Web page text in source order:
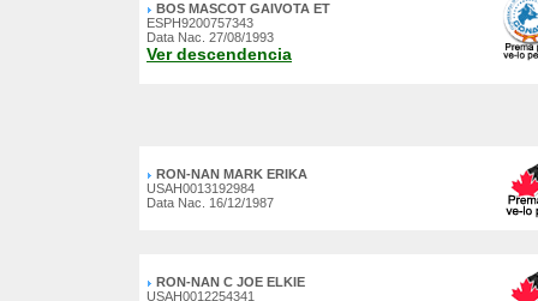
BOS MASCOT GAIVOTA ET
ESPH9200757343
Data Nac. 27/08/1993
Ver descendencia
RON-NAN MARK ERIKA
USAH0013192984
Data Nac. 16/12/1987
RON-NAN C JOE ELKIE
USAH0012254341